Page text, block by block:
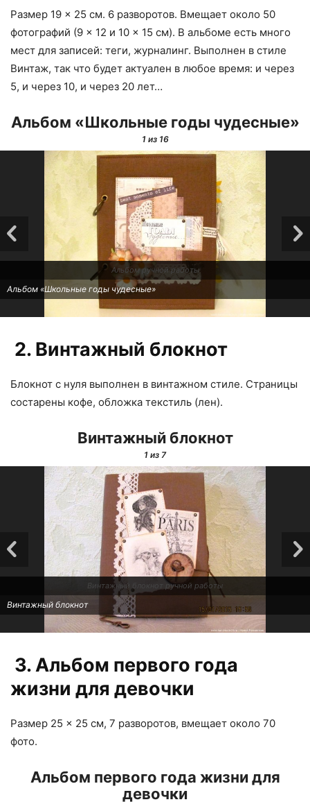
Размер 19 × 25 см. 6 разворотов. Вмещает около 50
фотографий (9 × 12 и 10 × 15 см). В альбоме есть много
мест для записей: теги, журналинг. Выполнен в стиле
Винтаж, так что будет актуален в любое время: и через
5, и через 10, и через 20 лет…
Альбом «Школьные годы чудесные»
1из 16
Альбом ручной работы
Альбом «Школьные годы чудесные»
2. Винтажный блокнот
Блокнот с нуля выполнен в винтажном стиле. Страницы
состарены кофе, обложка текстиль (лен).
Винтажный блокнот
1 из 7
Винтажный блокнот ручной работы
Винтажный блокнот
3. Альбом первого года
жизни для девочки
Размер 25 × 25 см, 7 разворотов, вмещает около 70
фото.
Альбом первого года жизни для
девочки